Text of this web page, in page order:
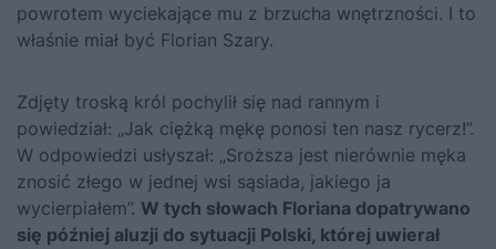
powrotem wyciekające mu z brzucha wnętrzności. I to
właśnie miał być Florian Szary.
Zdjęty troską król pochylił się nad rannym i
powiedział: „Jak ciężką mękę ponosi ten nasz rycerz!”.
W odpowiedzi usłyszał: „Sroższa jest nierównie męka
znosić złego w jednej wsi sąsiada, jakiego ja
wycierpiałem”. W tych słowach Floriana dopatrywano
się później aluzji do sytuacji Polski, której uwierał